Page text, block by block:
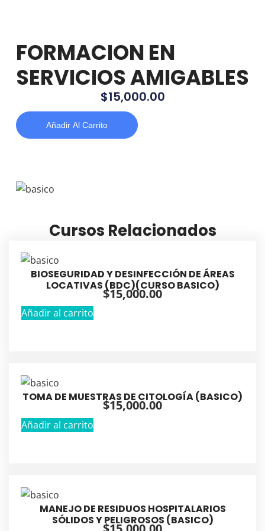
FORMACION EN
SERVICIOS AMIGABLES
$15,000.00
Añadir Al Carrito
Cursos Relacionados
BIOSEGURIDAD Y DESINFECCIÓN DE ÁREAS
LOCATIVAS (BDC)(CURSO BASICO)
$15,000.00
Añadir al carrito
TOMA DE MUESTRAS DE CITOLOGÍA (BASICO)
$15,000.00
Añadir al carrito
MANEJO DE RESIDUOS HOSPITALARIOS
SÓLIDOS Y PELIGROSOS (BASICO)